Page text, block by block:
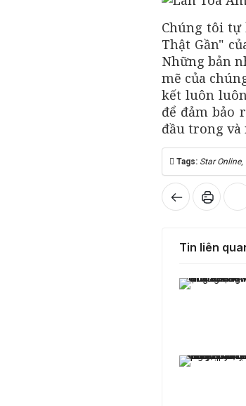
Chúng tôi tự
Thật Gần"
Những bản
mẽ của
kết luôn
để đảm bảo
đầu trong và
Tags: Star Online,
Tin liên
Star Online - Âm nhạc Đa Dạng và Phong Cách
Shark Tank Việt Nam mùa 6 tập 3: Shark Bình nói phũ, Shark Hưng chi 1,8 tỷ cho xe máy